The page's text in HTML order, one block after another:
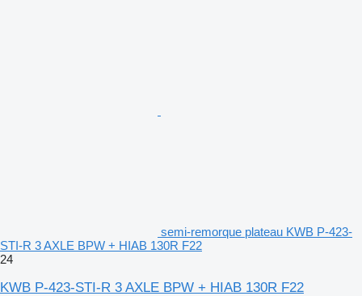
semi-remorque plateau KWB P-423-
STI-R 3 AXLE BPW + HIAB 130R F22
24
KWB P-423-STI-R 3 AXLE BPW + HIAB 130R F22